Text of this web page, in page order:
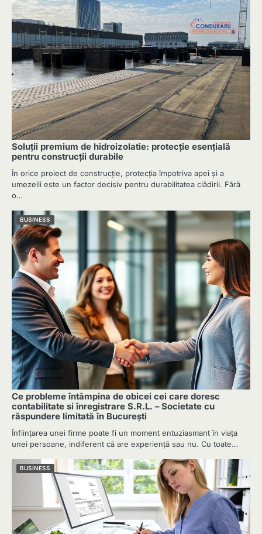
Soluții premium de hidroizolatie: protecție esențială
pentru construcții durabile
În orice proiect de construcție, protecția împotriva apei și a
umezelii este un factor decisiv pentru durabilitatea clădirii. Fără
o…
BUSINESS
Ce probleme întâmpina de obicei cei care doresc
contabilitate si înregistrare S.R.L. – Societate cu
răspundere limitată în Bucureşti
Înfiinţarea unei firme poate fi un moment entuziasmant în viaţa
unei persoane, indiferent că are experienţă sau nu. Cu toate…
BUSINESS